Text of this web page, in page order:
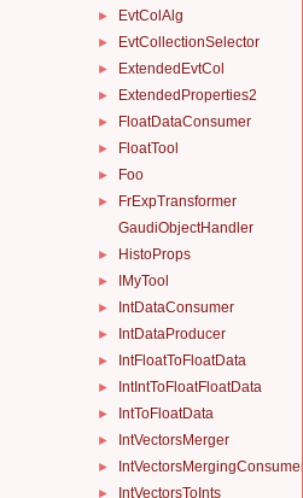
► EvtColAlg
► EvtCollectionSelector
► ExtendedEvtCol
► ExtendedProperties2
► FloatDataConsumer
► FloatTool
► Foo
►
FrExpTransformer
GaudiObjectHandler
► HistoProps
► IMyTool
► IntDataConsumer
► IntDataProducer
► IntFloatToFloatData
► IntIntToFloatFloatData
► IntToFloatData
► IntVectorsMerger
► IntVectorsMergingConsumer
► IntVectorsToInts